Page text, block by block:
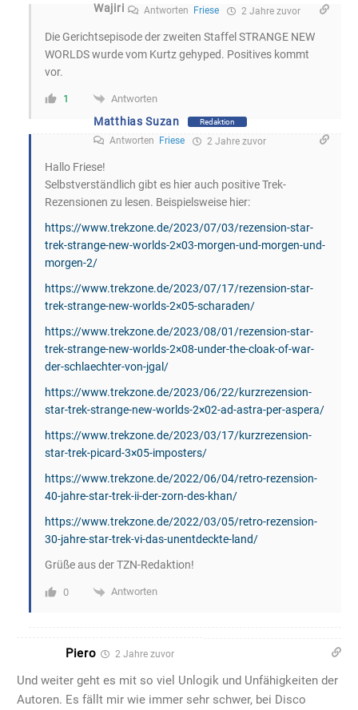
Wajiri Antworten Friese 2 Jahre zuvor
Die Gerichtsepisode der zweiten Staffel STRANGE NEW
WORLDS wurde vom Kurtz gehyped. Positives kommt
vor.
1 Antworten
Matthias Suzan Redaktion
Antworten Friese 2 Jahre zuvor
Hallo Friese!
Selbstverständlich gibt es hier auch positive Trek-
Rezensionen zu lesen. Beispielsweise hier:
https://www.trekzone.de/2023/07/03/rezension-star-
trek-strange-new-worlds-2×03-morgen-und-morgen-und-
morgen-2/
https://www.trekzone.de/2023/07/17/rezension-star-
trek-strange-new-worlds-2×05-scharaden/
https://www.trekzone.de/2023/08/01/rezension-star-
trek-strange-new-worlds-2×08-under-the-cloak-of-war-
der-schlaechter-von-jgal/
https://www.trekzone.de/2023/06/22/kurzrezension-
star-trek-strange-new-worlds-2×02-ad-astra-per-aspera/
https://www.trekzone.de/2023/03/17/kurzrezension-
star-trek-picard-3×05-imposters/
https://www.trekzone.de/2022/06/04/retro-rezension-
40-jahre-star-trek-ii-der-zorn-des-khan/
https://www.trekzone.de/2022/03/05/retro-rezension-
30-jahre-star-trek-vi-das-unentdeckte-land/
Grüße aus der TZN-Redaktion!
0 Antworten
Piero 2 Jahre zuvor
Und weiter geht es mit so viel Unlogik und Unfähigkeiten der
Autoren. Es fällt mir wie immer sehr schwer, bei Disco